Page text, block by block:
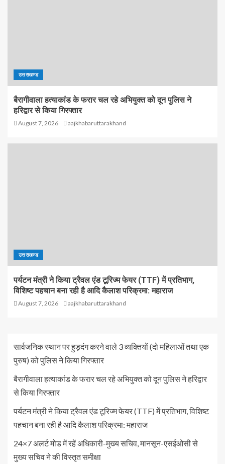
उत्तराखण्ड
बैरागीवाला हत्याकांड के फरार चल रहे अभियुक्त को दून पुलिस ने
हरिद्वार से किया गिरफ्तार
August 7, 2026 aajkhabaruttarakhand
उत्तराखण्ड
पर्यटन मंत्री ने किया ट्रैवल एंड टूरिज्म फेयर (TTF) में प्रतिभाग,
विशिष्ट पहचान बना रही है आदि कैलाश परिक्रमा: महाराज
August 7, 2026 aajkhabaruttarakhand
सार्वजनिक स्थान पर हुड़दंग करने वाले 3 व्यक्तियों (दो महिलाओं तथा एक
पुरुष) को पुलिस ने किया गिरफ्तार
बैरागीवाला हत्याकांड के फरार चल रहे अभियुक्त को दून पुलिस ने हरिद्वार
से किया गिरफ्तार
पर्यटन मंत्री ने किया ट्रैवल एंड टूरिज्म फेयर (TTF) में प्रतिभाग, विशिष्ट
पहचान बना रही है आदि कैलाश परिक्रमा: महाराज
24×7 अलर्ट मोड में रहें अधिकारी-मुख्य सचिव, मानसून-एसईओसी से
मुख्य सचिव ने की विस्तृत समीक्षा